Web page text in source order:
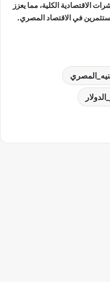
الاقتصادية الكلية، مما يعزز
في الاقتصاد المصري.